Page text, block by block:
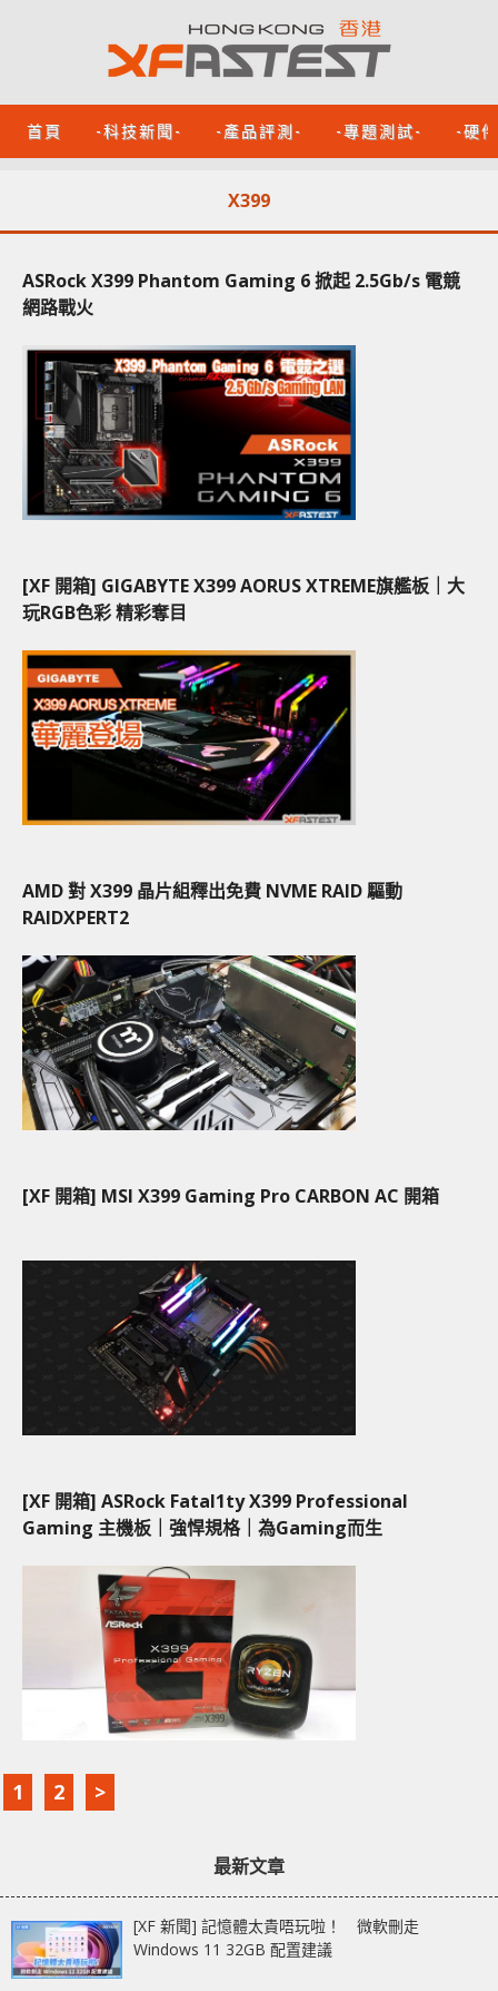
首頁 -科技新聞- -產品評測- -專題測試- -硬
X399
ASRock X399 Phantom Gaming 6 掀起 2.5Gb/s 電競
網路戰火
[XF 開箱] GIGABYTE X399 AORUS XTREME旗艦板｜大
玩RGB色彩 精彩奪目
AMD 對 X399 晶片組釋出免費 NVME RAID 驅動
RAIDXPERT2
[XF 開箱] MSI X399 Gaming Pro CARBON AC 開箱
[XF 開箱] ASRock Fatal1ty X399 Professional
Gaming 主機板｜強悍規格｜為Gaming而生
1 2 >
最新文章
[XF 新聞] 記憶體太貴唔玩啦！ 微軟刪走
Windows 11 32GB 配置建議